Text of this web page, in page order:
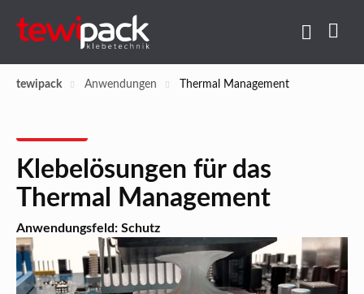
tewipack Anwendungen Thermal Management
Klebelösungen für das
Thermal Management
Anwendungsfeld: Schutz